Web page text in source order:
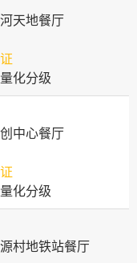
天地餐厅
化分级
中心餐厅
化分级
村地铁站餐厅